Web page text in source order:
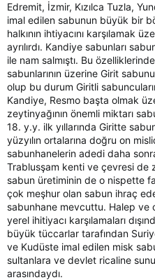
Edremit, İzmir, Kızılca Tuzla,
imal edilen sabunun büyük bir
halkının ihtiyacını karşılamak
ayrılırdı. Kandiye sabunları
ile nam salmıştı. Bu
sabunlarının üzerine Girit
olup bu durum Giritli
Kandiye, Resmo başta olmak
zeytinyağının önemli miktarı
18. y.y. ilk yıllarında Giritte
yüzyılın ortalarına doğru on
sabunhanelerin adedi daha
Trablusşam kenti ve çevresi de
sabun üretiminin de o nispette
çok meşhur olan sabun ihraç
sabunhane mevcuttu. Halep ve
yerel ihitiyacı karşılamaları
büyük tüccarlar tarafından
ve Kudüste imal edilen misk
sultanlara ve devlet ricaline
arasındaydı.